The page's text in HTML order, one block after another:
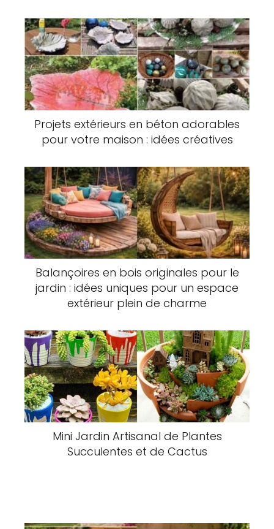
Projets extérieurs en béton adorables
pour votre maison : idées créatives
Balançoires en bois originales pour le
jardin : idées uniques pour un espace
extérieur plein de charme
Mini Jardin Artisanal de Plantes
Succulentes et de Cactus